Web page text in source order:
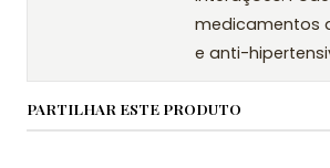
medicamentos
e anti-
PARTILHAR ESTE PRODUTO